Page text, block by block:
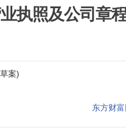
执照及公司章
东方财